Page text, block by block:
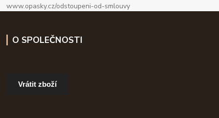
www.opasky.cz/odstoupeni-od-smlouvy
O SPOLEČNOSTI
Vrátit zboží